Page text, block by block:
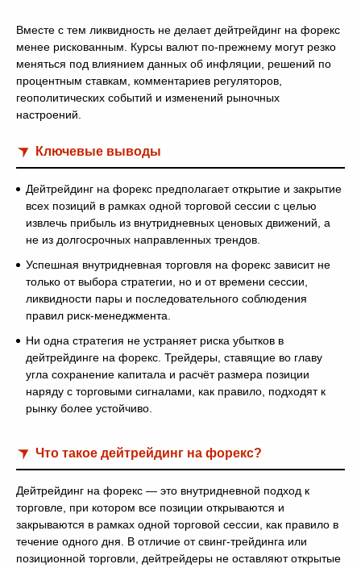
Вместе с тем ликвидность не делает дейтрейдинг на форекс
менее рискованным. Курсы валют по-прежнему могут резко
меняться под влиянием данных об инфляции, решений по
процентным ставкам, комментариев регуляторов,
геополитических событий и изменений рыночных
настроений.
Ключевые выводы
Дейтрейдинг на форекс предполагает открытие и закрытие
всех позиций в рамках одной торговой сессии с целью
извлечь прибыль из внутридневных ценовых движений, а
не из долгосрочных направленных трендов.
Успешная внутридневная торговля на форекс зависит не
только от выбора стратегии, но и от времени сессии,
ликвидности пары и последовательного соблюдения
правил риск-менеджмента.
Ни одна стратегия не устраняет риска убытков в
дейтрейдинге на форекс. Трейдеры, ставящие во главу
угла сохранение капитала и расчёт размера позиции
наряду с торговыми сигналами, как правило, подходят к
рынку более устойчиво.
Что такое дейтрейдинг на форекс?
Дейтрейдинг на форекс — это внутридневной подход к
торговле, при котором все позиции открываются и
закрываются в рамках одной торговой сессии, как правило в
течение одного дня. В отличие от свинг-трейдинга или
позиционной торговли, дейтрейдеры не оставляют открытые